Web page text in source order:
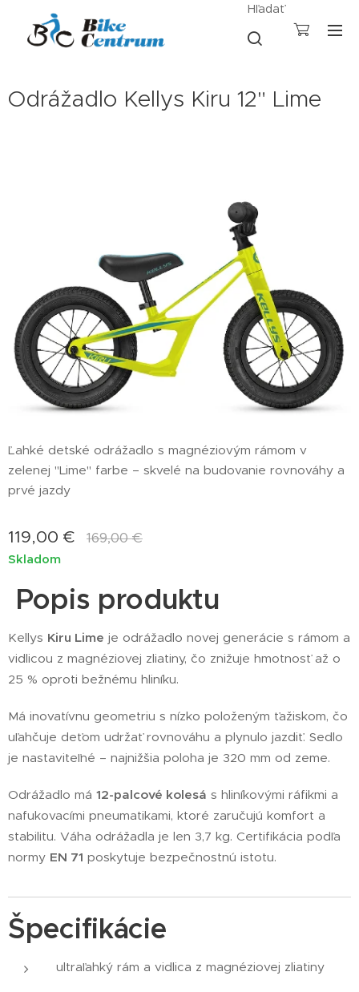
Hľadať
Odrážadlo Kellys Kiru 12" Lime
Ľahké detské odrážadlo s magnéziovým rámom v
zelenej "Lime" farbe – skvelé na budovanie rovnováhy a
prvé jazdy
119,00 € 169,00€
Skladom
Popis produktu
Kellys Kiru Lime je odrážadlo novej generácie s rámom a
vidlicou z magnéziovej zliatiny, čo znižuje hmotnosť až o
25 % oproti bežnému hliníku.
Má inovatívnu geometriu s nízko položeným ťažiskom, čo
uľahčuje deťom udržať rovnováhu a plynulo jazdiť. Sedlo
je nastaviteľné – najnižšia poloha je 320 mm od zeme.
Odrážadlo má 12-palcové kolesá s hliníkovými ráfikmi a
nafukovacími pneumatikami, ktoré zaručujú komfort a
stabilitu. Váha odrážadla je len 3,7 kg. Certifikácia podľa
normy EN 71 poskytuje bezpečnostnú istotu.
Špecifikácie
ultraľahký rám a vidlica z magnéziovej zliatiny